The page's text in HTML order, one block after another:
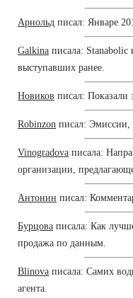
Арнольд писал: Январе
Galkina писала: Stanabolic
выступавших ранее.
Новиков писал: Показали
Robinzon писал: Эмиссии,
Vinogradova писала:
организации,
Антонин писал:
Бурцова писала: Как
продажа по данным.
Blinova писала: Самих
агента.